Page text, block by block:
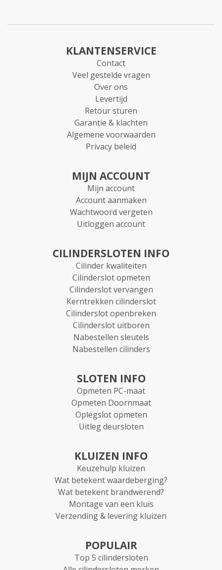
KLANTENSERVICE
Contact
Veel gestelde vragen
Over ons
Levertijd
Retour sturen
Garantie & klachten
Algemene voorwaarden
Privacy beleid
MIJN ACCOUNT
Mijn account
Account aanmaken
Wachtwoord vergeten
Uitloggen account
CILINDERSLOTEN INFO
Cilinder kwaliteiten
Cilinderslot opmeten
Cilinderslot vervangen
Kerntrekken cilinderslot
Cilinderslot openbreken
Cilinderslot uitboren
Nabestellen sleutels
Nabestellen cilinders
SLOTEN INFO
Opmeten PC-maat
Opmeten Doornmaat
Oplegslot opmeten
Uitleg deursloten
KLUIZEN INFO
Keuzehulp kluizen
Wat betekent waardeberging?
Wat betekent brandwerend?
Montage van een kluis
Verzending & levering kluizen
POPULAIR
Top 5 cilindersloten